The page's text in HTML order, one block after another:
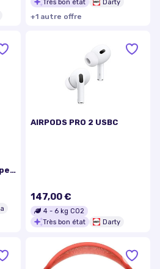
Très bon état
Darty
+1 autre offre
AIRPODS PRO 2 USBC
147,00 €
4 - 6 kg CO2
Très bon état
Darty